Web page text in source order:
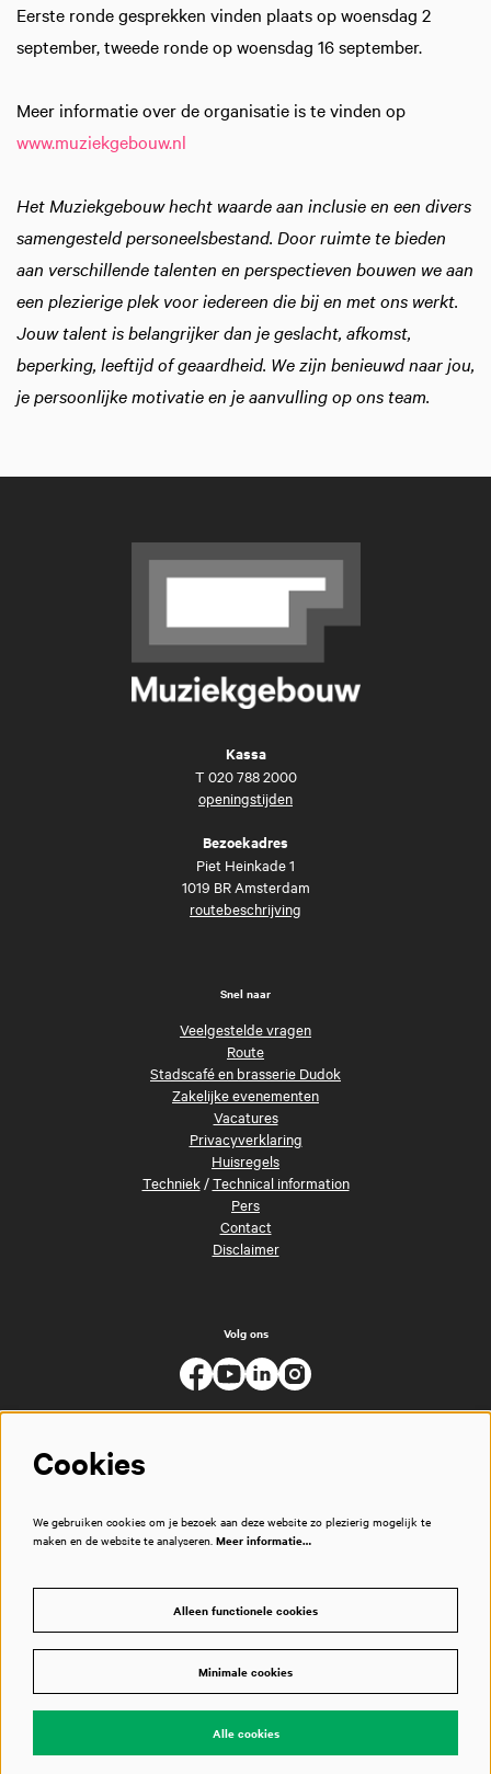
Eerste ronde gesprekken vinden plaats op woensdag 2
september, tweede ronde op woensdag 16 september.
Meer informatie over de organisatie is te vinden op
www.muziekgebouw.nl
Het Muziekgebouw hecht waarde aan inclusie en een divers
samengesteld personeelsbestand. Door ruimte te bieden
aan verschillende talenten en perspectieven bouwen we aan
een plezierige plek voor iedereen die bij en met ons werkt.
Jouw talent is belangrijker dan je geslacht, afkomst,
beperking, leeftijd of geaardheid. We zijn benieuwd naar jou,
je persoonlijke motivatie en je aanvulling op ons team.
Kassa
T 020 788 2000
openingstijden
Bezoekadres
Piet Heinkade 1
1019 BR Amsterdam
routebeschrijving
Snel naar
Veelgestelde vragen
Route
Stadscafé en brasserie Dudok
Zakelijke evenementen
Vacatures
Privacyverklaring
Huisregels
Techniek/Technical information
Pers
Contact
Disclaimer
Volg ons
Powered byCultureSuite
Cookies
We gebruiken cookies om je bezoek aan deze website zo plezierig mogelijk te
maken en de website te analyseren. Meer informatie…
Alleen functionele cookies
Minimale cookies
Alle cookies